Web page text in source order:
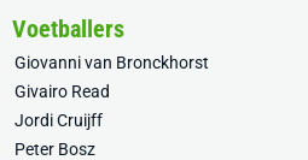
Voetballers
Giovanni van Bronckhorst
Givairo Read
Jordi Cruijff
Peter Bosz